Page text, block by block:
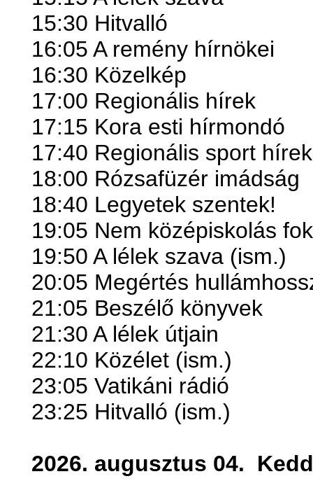
15:30 Hitvalló
16:05 A remény hírnökei
16:30 Közelkép
17:00 Regionális hírek
17:15 Kora esti hírmondó
17:40 Regionális sport hírek
18:00 Rózsafüzér imádság
18:40 Legyetek szentek!
19:05 Nem középiskolás
19:50 A lélek szava (ism.)
20:05 Megértés
21:05 Beszélő könyvek
21:30 A lélek útjain
22:10 Közélet (ism.)
23:05 Vatikáni rádió
23:25 Hitvalló (ism.)
2026. augusztus 04. Kedd